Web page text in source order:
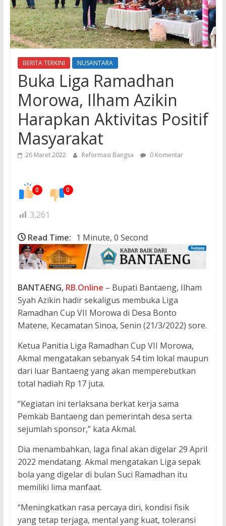
BERITA TERKINI NUSANTARA
Buka Liga Ramadhan
Morowa, Ilham Azikin
Harapkan Aktivitas Positif
Masyarakat
26 Maret 2022 Reformasi Bangsa 0 Komentar
0 0
3,261
Read Time: 1 Minute, 0 Second
BANTAENG, RB.Online – Bupati Bantaeng, Ilham
Syah Azikin hadir sekaligus membuka Liga
Ramadhan Cup VII Morowa di Desa Bonto
Matene, Kecamatan Sinoa, Senin (21/3/2022) sore.
Ketua Panitia Liga Ramadhan Cup VII Morowa,
Akmal mengatakan sebanyak 54 tim lokal maupun
dari luar Bantaeng yang akan memperebutkan
total hadiah Rp 17 juta.
“Kegiatan ini terlaksana berkat kerja sama
Pemkab Bantaeng dan pemerintah desa serta
sejumlah sponsor,” kata Akmal.
Dia menambahkan, laga final akan digelar 29 April
2022 mendatang. Akmal mengatakan Liga sepak
bola yang digelar di bulan Suci Ramadhan itu
memiliki lima manfaat.
“Meningkatkan rasa percaya diri, kondisi fisik
yang tetap terjaga, mental yang kuat, toleransi